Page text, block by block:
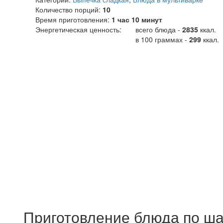
Количество порций: 10
Время приготовления: 1 час 10 минут
Энергетическая ценность:
всего блюда - 2835 ккал.
в 100 граммах - 299 ккал.
Приготовление блюда по